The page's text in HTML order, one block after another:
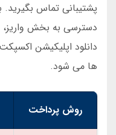
پشتیبانی تماس
دسترسی به بخش واریز،
دانلود اپلیکیشن
ها می شود.
روش پرداخت